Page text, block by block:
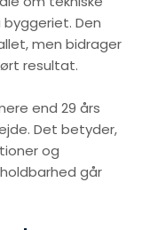
Den
men bidrager
resultat.
end 29 års
Det betyder,
og
går